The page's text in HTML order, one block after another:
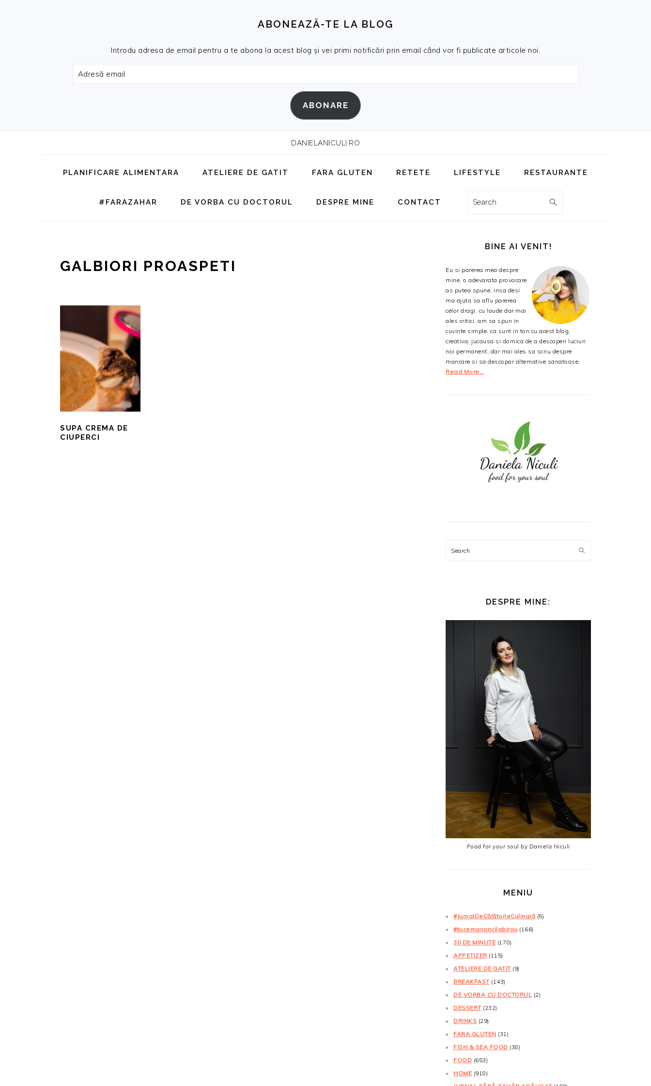
ABONEAZĂ-TE LA BLOG
Introdu adresa de email pentru a te abona la acest blog și vei primi notificări prin email când vor fi publicate articole noi.
Adresă
ABONARE
DANIELANICULI.RO
PLANIFICARE ALIMENTARA ATELIERE DE GATIT FARA GLUTEN RETETE LIFESTYLE RESTAURANTE
#FARAZAHAR DE VORBA CU DOCTORUL DESPRE MINE CONTACT Search
GALBIORI PROASPETI
SUPA CREMA DE
CIUPERCI
PRINCIPALĂBINE AI VENIT!
Eu si parerea mea despre
mine, o adevarata provocare
as putea spune, insa desi
ma ajuta sa aflu parerea
celor dragi, cu laude dar mai
ales critici, am sa spun in
cuvinte simple, ca sunt in ton cu acest blog,
creativa, jucausa si dornica de a descoperi lucruri
noi permanent, dar mai ales sa scriu despre
mancare si sa descopar alternative sanatoase.
Read More…
Search
DESPRE MINE:
Food for your soul by Daniela Niculi
MENIU
#JurnalDeCălătorieCulinară (5)
#tucemanancilabirou (166)
30 DE MINUTE (170)
APPETIZER (115)
ATELIERE DE GATIT(9)
BREAKFAST(143)
DE VORBA CU DOCTORUL (2)
DESSERT(232)
DRINKS (29)
FARA GLUTEN (31)
FISH & SEA FOOD (38)
FOOD (653)
HOME (918)